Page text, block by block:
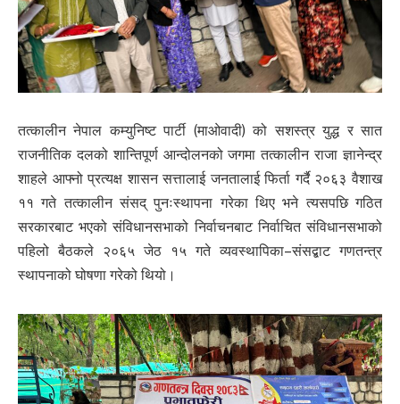
तत्कालीन नेपाल कम्युनिष्ट पार्टी (माओवादी) को सशस्त्र युद्ध र सात
राजनीतिक दलको शान्तिपूर्ण आन्दोलनको जगमा तत्कालीन राजा ज्ञानेन्द्र
शाहले आफ्नो प्रत्यक्ष शासन सत्तालाई जनतालाई फिर्ता गर्दै २०६३ वैशाख
११ गते तत्कालीन संसद् पुनःस्थापना गरेका थिए भने त्यसपछि गठित
सरकारबाट भएको संविधानसभाको निर्वाचनबाट निर्वाचित संविधानसभाको
पहिलो बैठकले २०६५ जेठ १५ गते व्यवस्थापिका–संसद्बाट गणतन्त्र
स्थापनाको घोषणा गरेको थियो।